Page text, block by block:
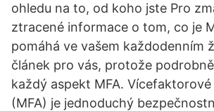
ohledu na to, od koho jste Pro
ztracené informace o tom, co je
pomáhá ve vašem každodenním
článek pro vás, protože
každý aspekt MFA.
(MFA) je jednoduchý